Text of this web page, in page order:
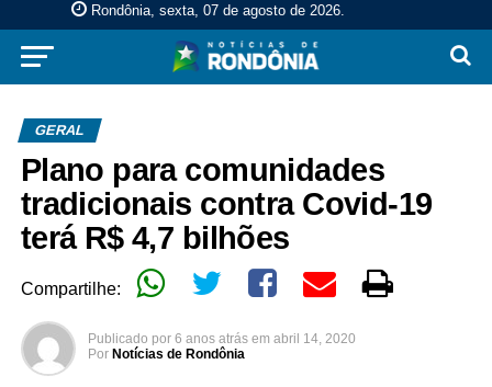
Rondônia, sexta, 07 de agosto de 2026.
GERAL
Plano para comunidades
tradicionais contra Covid-19
terá R$ 4,7 bilhões
Compartilhe:
Publicado por 6 anos atrás em abril 14, 2020
Por Notícias de Rondônia